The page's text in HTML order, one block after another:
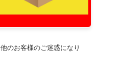
のお客様のご迷惑になり